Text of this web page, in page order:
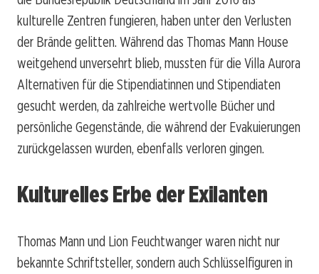
kulturelle Zentren fungieren, haben unter den Verlusten
der Brände gelitten. Während das Thomas Mann House
weitgehend unversehrt blieb, mussten für die Villa Aurora
Alternativen für die Stipendiatinnen und Stipendiaten
gesucht werden, da zahlreiche wertvolle Bücher und
persönliche Gegenstände, die während der Evakuierungen
zurückgelassen wurden, ebenfalls verloren gingen.
Kulturelles Erbe der Exilanten
Thomas Mann und Lion Feuchtwanger waren nicht nur
bekannte Schriftsteller, sondern auch Schlüsselfiguren in